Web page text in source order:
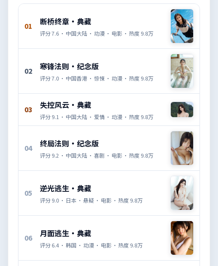
01 断桥终章·典藏
评分7.6 · 中国大陆 · 动漫 · 电影 · 热度9.8万
02 寒锋法则·纪念版
评分7.0 · 中国香港 · 惊悚 · 动漫 · 热度9.8万
03 失控风云·典藏
评分9.1 · 中国大陆 · 爱情 · 动漫 · 热度9.8万
04 终局法则·纪念版
评分9.2 · 中国大陆 · 喜剧 · 电影 · 热度9.8万
05 逆光逃生·典藏
评分9.0 · 日本 · 悬疑 · 电影 · 热度9.8万
06 月面逃生·典藏
评分6.4 · 韩国 · 动漫 · 电影 · 热度9.8万